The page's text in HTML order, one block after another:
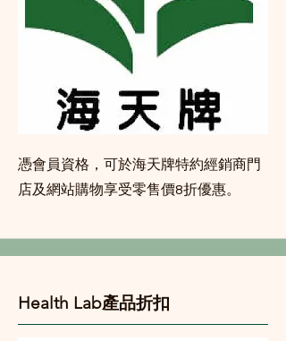
憑會員資格，可於海天牌特約經銷商門
店及網站購物享受零售價8折優惠。
Health Lab產品折扣